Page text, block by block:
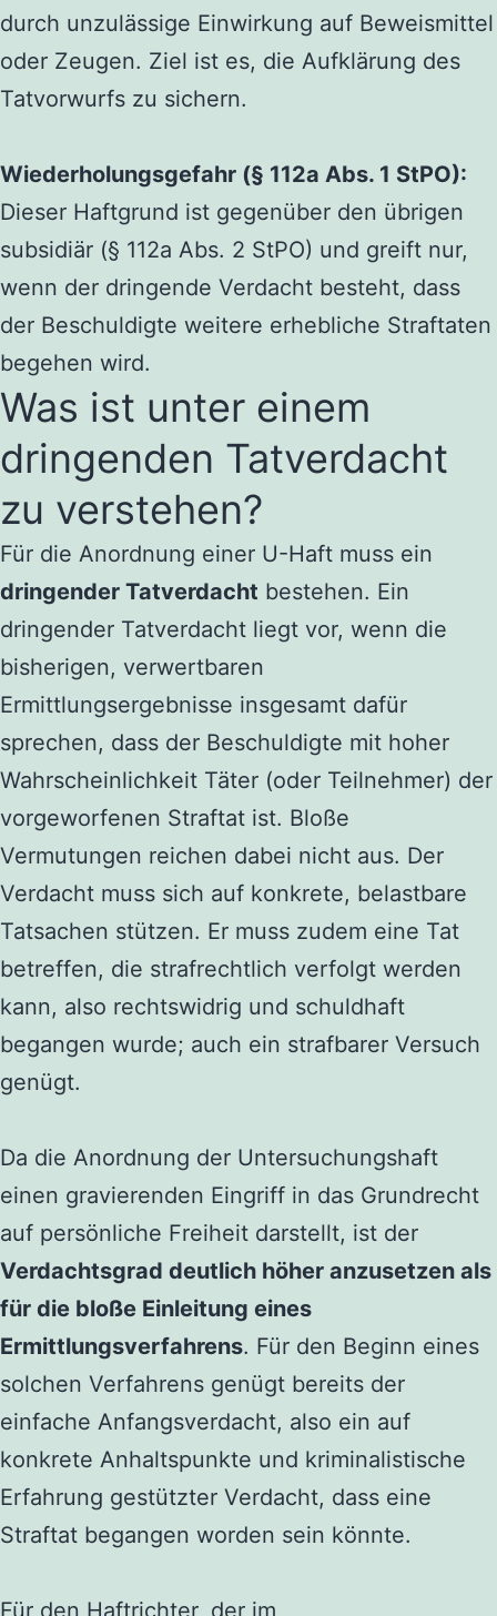
durch unzulässige Einwirkung auf Beweismittel
oder Zeugen. Ziel ist es, die Aufklärung des
Tatvorwurfs zu sichern.
Wiederholungsgefahr (§ 112a Abs. 1 StPO):
Dieser Haftgrund ist gegenüber den übrigen
subsidiär (§ 112a Abs. 2 StPO) und greift nur,
wenn der dringende Verdacht besteht, dass
der Beschuldigte weitere erhebliche Straftaten
begehen wird.
Was ist unter einem
dringenden Tatverdacht
zu verstehen?
Für die Anordnung einer U-Haft muss ein
dringender Tatverdacht bestehen. Ein
dringender Tatverdacht liegt vor, wenn die
bisherigen, verwertbaren
Ermittlungsergebnisse insgesamt dafür
sprechen, dass der Beschuldigte mit hoher
Wahrscheinlichkeit Täter (oder Teilnehmer) der
vorgeworfenen Straftat ist. Bloße
Vermutungen reichen dabei nicht aus. Der
Verdacht muss sich auf konkrete, belastbare
Tatsachen stützen. Er muss zudem eine Tat
betreffen, die strafrechtlich verfolgt werden
kann, also rechtswidrig und schuldhaft
begangen wurde; auch ein strafbarer Versuch
genügt.
Da die Anordnung der Untersuchungshaft
einen gravierenden Eingriff in das Grundrecht
auf persönliche Freiheit darstellt, ist der
Verdachtsgrad deutlich höher anzusetzen als
für die bloße Einleitung eines
Ermittlungsverfahrens. Für den Beginn eines
solchen Verfahrens genügt bereits der
einfache Anfangsverdacht, also ein auf
konkrete Anhaltspunkte und kriminalistische
Erfahrung gestützter Verdacht, dass eine
Straftat begangen worden sein könnte.
Für den Haftrichter, der im